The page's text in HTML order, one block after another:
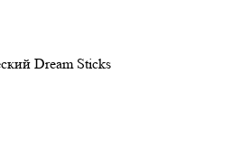
Dream Sticks